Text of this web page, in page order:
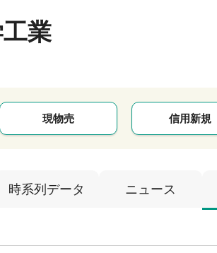
業
現物売 信用新規
時系列データ ニュース